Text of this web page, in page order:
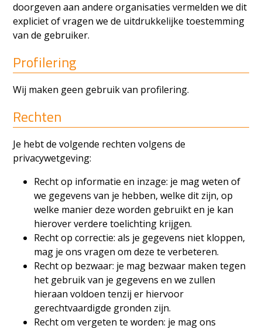
doorgeven aan andere organisaties vermelden we dit
expliciet of vragen we de uitdrukkelijke toestemming
van de gebruiker.
Profilering
Wij maken geen gebruik van profilering.
Rechten
Je hebt de volgende rechten volgens de
privacywetgeving:
Recht op informatie en inzage: je mag weten of
we gegevens van je hebben, welke dit zijn, op
welke manier deze worden gebruikt en je kan
hierover verdere toelichting krijgen.
Recht op correctie: als je gegevens niet kloppen,
mag je ons vragen om deze te verbeteren.
Recht op bezwaar: je mag bezwaar maken tegen
het gebruik van je gegevens en we zullen
hieraan voldoen tenzij er hiervoor
gerechtvaardigde gronden zijn.
Recht om vergeten te worden: je mag ons